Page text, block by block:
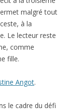
malgré tout
à la
Le lecteur reste
comme
fille.
Angot.
le cadre du défi